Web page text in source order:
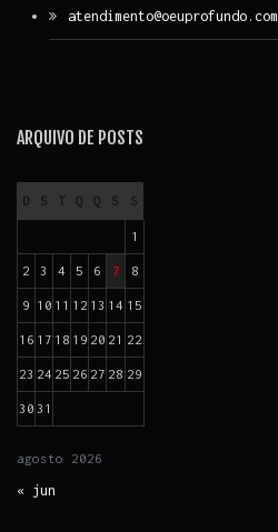
atendimento@oeuprofundo.com
ARQUIVO DE POSTS
agosto 2026
D S T Q Q S S
1
2 3 4 5 6 7 8
9 10 11 12 13 14 15
16 17 18 19 20 21 22
23 24 25 26 27 28 29
30 31
« jun